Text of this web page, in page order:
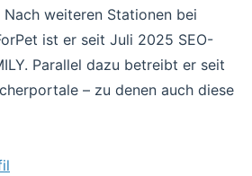
weiteren Stationen bei
ist er seit Juli 2025 SEO-
Parallel dazu betreibt er seit
– zu denen auch diese